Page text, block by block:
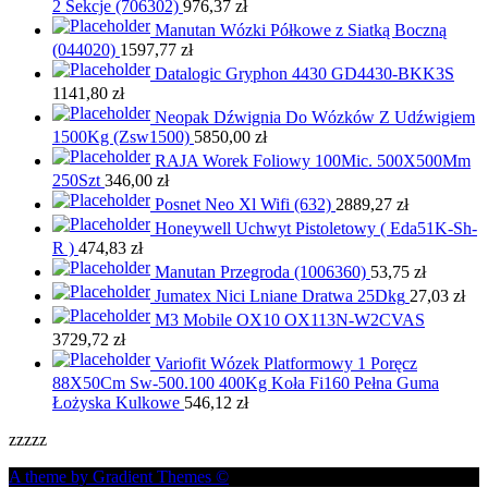
2 Sekcje (706302) 976,37 zł
Manutan Wózki Półkowe z Siatką Boczną
(044020) 1597,77 zł
Datalogic Gryphon 4430 GD4430-BKK3S
1141,80 zł
Neopak Dźwignia Do Wózków Z Udźwigiem
1500Kg (Zsw1500) 5850,00 zł
RAJA Worek Foliowy 100Mic. 500X500Mm
250Szt 346,00 zł
Posnet Neo Xl Wifi (632) 2889,27 zł
Honeywell Uchwyt Pistoletowy ( Eda51K-Sh-
R ) 474,83 zł
Manutan Przegroda (1006360) 53,75 zł
Jumatex Nici Lniane Dratwa 25Dkg 27,03 zł
M3 Mobile OX10 OX113N-W2CVAS
3729,72 zł
Variofit Wózek Platformowy 1 Poręcz
88X50Cm Sw-500.100 400Kg Koła Fi160 Pełna Guma
Łożyska Kulkowe 546,12 zł
zzzzz
A theme by Gradient Themes ©